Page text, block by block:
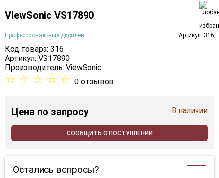
ViewSonic VS17890
Профессиональные дисплеи Артикул: 316
Код товара: 316
Артикул: VS17890
Производитель: ViewSonic
☆ ☆ ☆ ☆ ☆ 0 отзывов
Цена по запросу В наличии
СООБЩИТЬ О ПОСТУПЛЕНИИ
Остались вопросы?